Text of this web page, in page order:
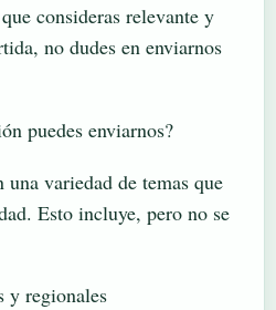
consideras relevante y
no dudes en enviarnos
puedes enviarnos?
una variedad de temas que
Esto incluye, pero no se
y regionales